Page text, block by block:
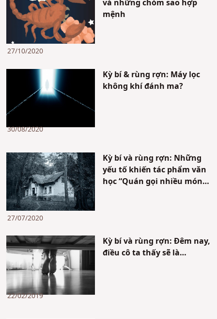
và những chòm sao hợp
mệnh
27/10/2020
Kỳ bí & rùng rợn: Máy lọc
không khí đánh ma?
30/08/2020
Kỳ bí và rùng rợn: Những
yếu tố khiến tác phẩm văn
học “Quán gọi nhiều món”
27/07/2020
Kỳ bí và rùng rợn: Đêm nay,
điều cô ta thấy sẽ là…
22/02/2019